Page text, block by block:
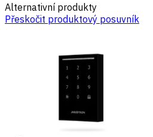
Alternativní produkty
Přeskočit produktový posuvník